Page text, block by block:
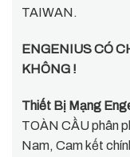
TAIWAN.
ENGENIUS CÓ
KHÔNG !
Thiết Bị Mạng
TOÀN CẦU phân
Nam, Cam kết